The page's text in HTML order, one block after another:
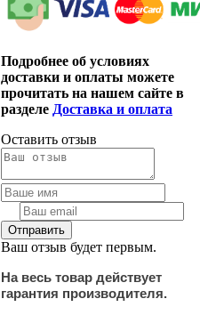
Подробнее об условиях
доставки и оплаты можете
прочитать на нашем сайте в
разделе Доставка и оплата
Оставить отзыв
Ваш отзыв будет первым.
На весь товар действует
гарантия производителя.